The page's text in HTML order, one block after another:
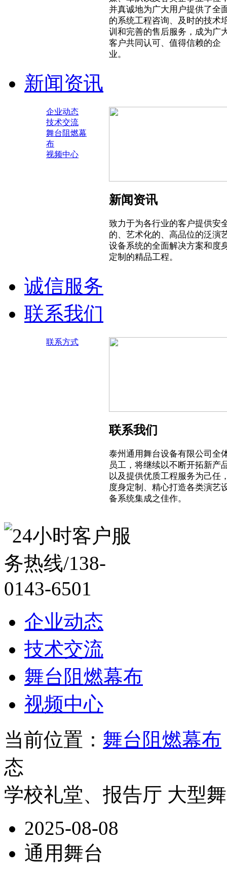
并真诚地为广大用户提供了全
的系统工程咨询、及时的技术
训和完善的售后服务，成为广
客户共同认可、值得信赖的企
业。
新闻资讯
企业动态
技术交流
舞台阻燃幕
布
视频中心
新闻资讯
致力于为各行业的客户提供安
的、艺术化的、高品位的泛演
设备系统的全面解决方案和度
定制的精品工程。
诚信服务
联系我们
联系方式
联系我们
泰州通用舞台设备有限公司全
员工，将继续以不断开拓新产
以及提供优质工程服务为己任
度身定制、精心打造各类演艺
备系统集成之佳作。
企业动态
技术交流
舞台阻燃幕布
视频中心
当前位置： 舞台阻燃幕布
态
学校礼堂、报告厅 大型
2025-08-08
通用舞台